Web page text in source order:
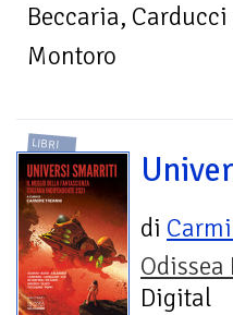
Beccaria,
Montoro
LIBRI
di
Odissea
Digital